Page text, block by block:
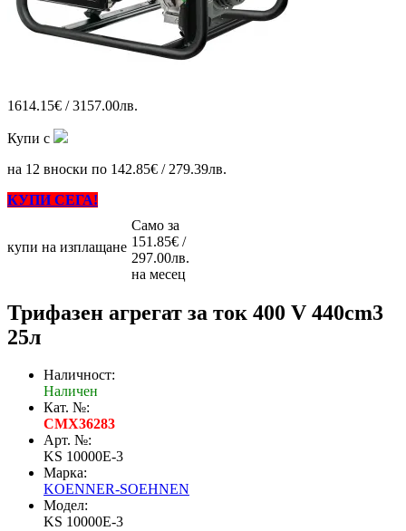
1614.15€ / 3157.00лв.
Купи с
на 12 вноски по 142.85€ / 279.39лв.
КУПИ СЕГА!
купи на изплащане
Само за
151.85€ /
297.00лв.
на месец
Трифазен агрегат за ток 400 V 440cm3
25л
Наличност:
Наличен
Кат. №:
CMX36283
Арт. №:
KS 10000E-3
Марка:
KOENNER-SOEHNEN
Модел:
KS 10000E-3